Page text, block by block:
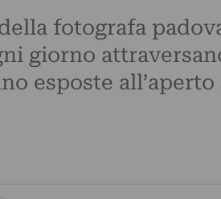
fotografa
giorno
esposte